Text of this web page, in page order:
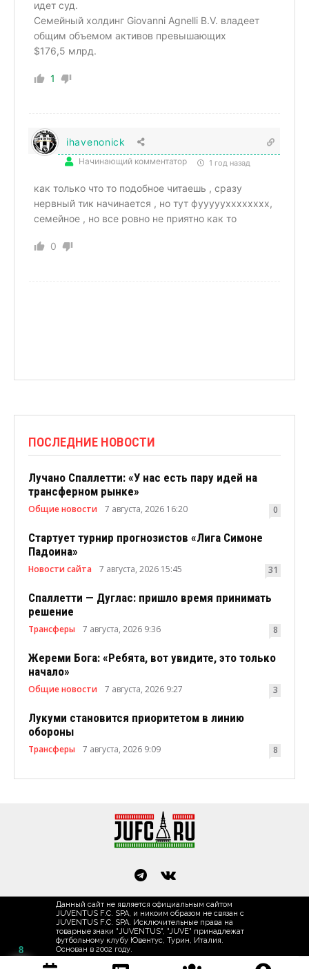
идет суд.
Cемейный холдинг Giovanni Agnelli B.V. владеет
общим объемом активов превышающих
$176,5 млрд.
1
ihavenonick
Начинающий комментатор 1 год назад
как только что то подобное читаешь , сразу
нервный тик начинается , но тут фууууухххххххх,
семейное , но все ровно не приятно как то
0
ПОСЛЕДНИЕ НОВОСТИ
Лучано Спаллетти: «У нас есть пару идей на
трансферном рынке»
Общие новости 7 августа, 2026 16:20 0
Стартует турнир прогнозистов «Лига Симоне
Падоина»
Новости сайта 7 августа, 2026 15:45 31
Спаллетти — Дуглас: пришло время принимать
решение
Трансферы 7 августа, 2026 9:36 8
Жереми Бога: «Ребята, вот увидите, это только
начало»
Общие новости 7 августа, 2026 9:27 3
Лукуми становится приоритетом в линию
обороны
Трансферы 7 августа, 2026 9:09 8
Данный сайт не является официальным сайтом
JUVENTUS F.C. SPA, и никоим образом не связан с
JUVENTUS F.C. SPA. Исключительные права на
товарные знаки "JUVENTUS", "JUVE" принадлежат
футбольному клубу Ювентус, Турин, Италия.
Основан в 2002 году.
8